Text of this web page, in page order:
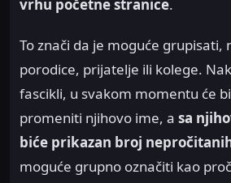
vrhu početne stranice.
To znači da je moguće grupisati,
porodice, prijatelje ili kolege.
fascikli, u svakom momentu će
promeniti njihovo ime, a sa
biće prikazan broj
moguće grupno označiti kao